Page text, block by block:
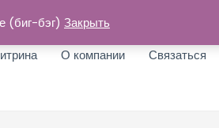
О компании Связаться
(биг-бэг) Закрыть